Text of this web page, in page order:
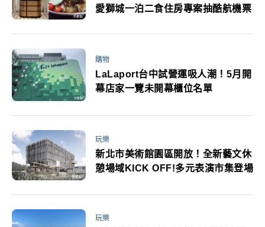
愛獅城一泊二食住房專案抽酷航機票
購物
LaLaport台中試營運吸人潮！5月開
幕店家一覽未開幕櫃位名單
玩樂
新北市美術館園區開放！全新藝文休
憩場域KICK OFF!多元表演市集登場
玩樂